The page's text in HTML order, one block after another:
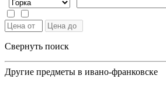
Свернуть поиск
Другие предметы в ивано-франковске